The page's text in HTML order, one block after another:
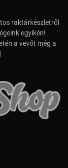
raktárkészletről
egyikén!
a vevőt még a